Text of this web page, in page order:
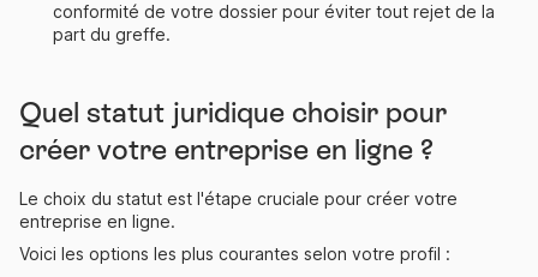
conformité de votre dossier pour éviter tout rejet de la
part du greffe.
Quel statut juridique choisir pour
créer votre entreprise en ligne ?
Le choix du statut est l'étape cruciale pour créer votre
entreprise en ligne.
Voici les options les plus courantes selon votre profil :